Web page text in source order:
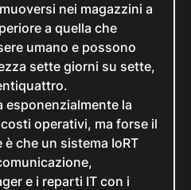
nei magazzini a
a quella che
umano e possono
sette giorni su sette,
la
operativi, ma forse il
che un sistema IoRT
e i reparti IT con i